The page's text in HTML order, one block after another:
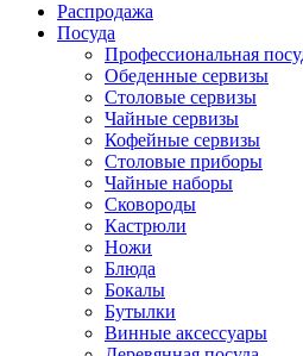
Распродажа
Посуда
Профессиональная
Обеденные сервизы
Столовые сервизы
Чайные сервизы
Кофейные сервизы
Столовые приборы
Чайные наборы
Сковороды
Кастрюли
Ножи
Блюда
Бокалы
Бутылки
Винные аксессуары